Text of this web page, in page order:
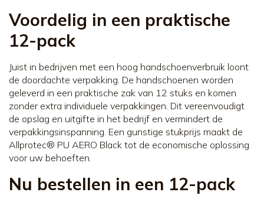
Voordelig in een praktische
12-pack
Juist in bedrijven met een hoog handschoenverbruik loont
de doordachte verpakking. De handschoenen worden
geleverd in een praktische zak van 12 stuks en komen
zonder extra individuele verpakkingen. Dit vereenvoudigt
de opslag en uitgifte in het bedrijf en vermindert de
verpakkingsinspanning. Een gunstige stukprijs maakt de
Allprotec® PU AERO Black tot de economische oplossing
voor uw behoeften.
Nu bestellen in een 12-pack